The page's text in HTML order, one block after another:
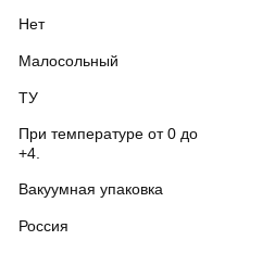
Нет
Малосольный
ТУ
При температуре от 0 до
+4.
Вакуумная упаковка
Россия